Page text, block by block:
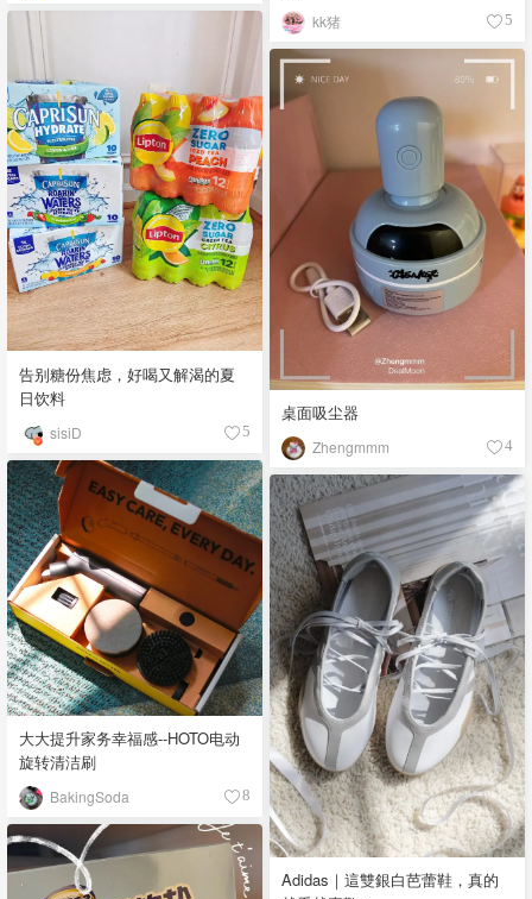
kk猪 5
告别糖份焦虑，好喝又解渴的夏
日饮料
sisiD 5
桌面吸尘器
Zhengmmm 4
大大提升家务幸福感--HOTO电动
旋转清洁刷
BakingSoda 8
Adidas｜這雙銀白芭蕾鞋，真的